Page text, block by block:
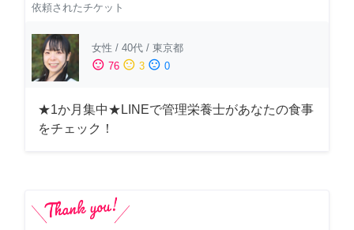
依頼されたチケット
女性 / 40代 / 東京都
sentiment_satisfied 76 sentiment_neutral 3 sentiment_dissatisfied 0
★1か月集中★LINEで管理栄養士があなたの食事
をチェック！